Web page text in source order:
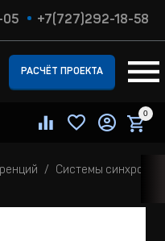
05 +7(727)292-18-58
РАСЧЁТ ПРОЕКТА
0
Системы